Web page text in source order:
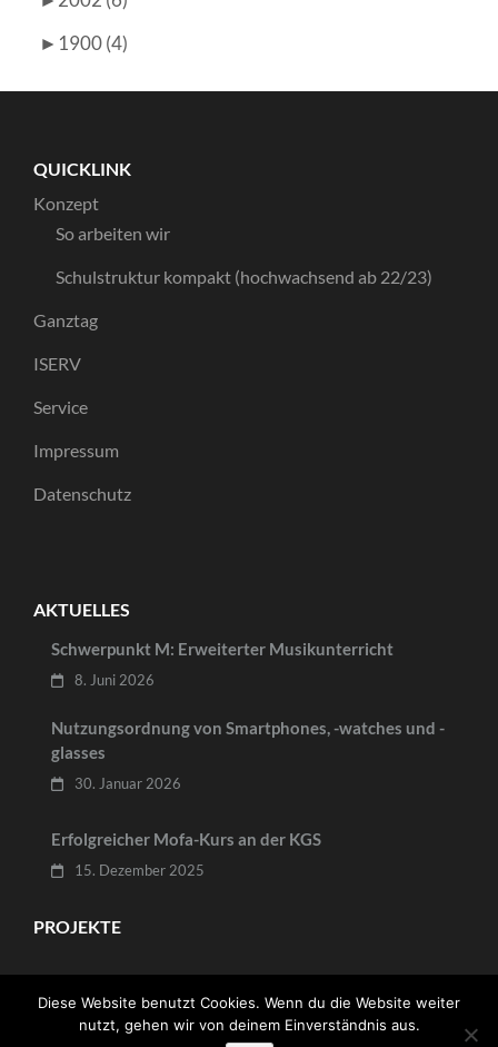
► 1900 (4)
QUICKLINK
Konzept
So arbeiten wir
Schulstruktur kompakt (hochwachsend ab 22/23)
Ganztag
ISERV
Service
Impressum
Datenschutz
AKTUELLES
Schwerpunkt M: Erweiterter Musikunterricht
8. Juni 2026
Nutzungsordnung von Smartphones, -watches und -
glasses
30. Januar 2026
Erfolgreicher Mofa-Kurs an der KGS
15. Dezember 2025
PROJEKTE
Diese Website benutzt Cookies. Wenn du die Website weiter
nutzt, gehen wir von deinem Einverständnis aus.